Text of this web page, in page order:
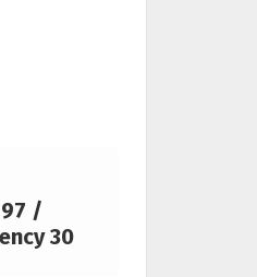
/
30